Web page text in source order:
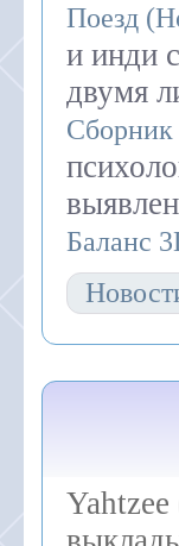
Поезд
и инди
двумя
Сборник
Баланс
Yahtzee